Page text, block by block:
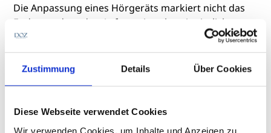
Zustimmung Details Über Cookies
Diese Webseite verwendet Cookies
Wir verwenden Cookies, um Inhalte und Anzeigen zu
Die Anpassung eines Hörgeräts markiert nicht das
Ende, sondern den Anfang eines kontinuierlichen
Versorgungsprozesses. Sprachtests und
Hörmessungen sollten regelmäßig wiederholt
werden, um den Erfolg der Versorgung zu
die das Kind im sprachlichen Alltag erleben. Hinweise